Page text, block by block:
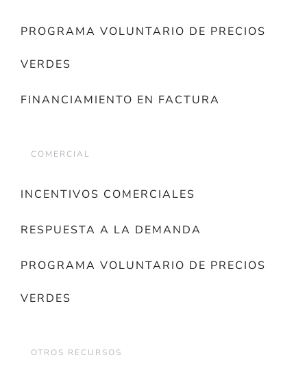
PROGRAMA VOLUNTARIO DE PRECIOS
VERDES
FINANCIAMIENTO EN FACTURA
COMERCIAL
INCENTIVOS COMERCIALES
RESPUESTA A LA DEMANDA
PROGRAMA VOLUNTARIO DE PRECIOS
VERDES
OTROS RECURSOS